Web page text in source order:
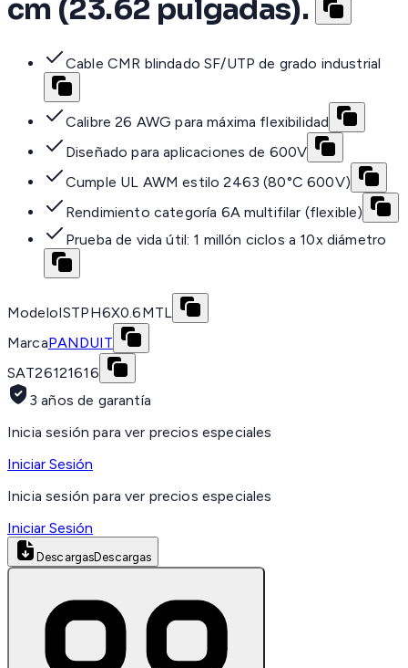
cm (23.62 pulgadas).
Cable CMR blindado SF/UTP de grado industrial
Calibre 26 AWG para máxima flexibilidad
Diseñado para aplicaciones de 600V
Cumple UL AWM estilo 2463 (80°C 600V)
Rendimiento categoría 6A multifilar (flexible)
Prueba de vida útil: 1 millón ciclos a 10x diámetro
ModeloISTPH6X0.6MTL
MarcaPANDUIT
SAT26121616
3 años de garantía
Inicia sesión para ver precios especiales
Iniciar Sesión
Inicia sesión para ver precios especiales
Iniciar Sesión
DescargasDescargas